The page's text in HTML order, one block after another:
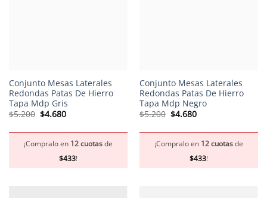
Conjunto Mesas Laterales
Redondas Patas De Hierro
Tapa Mdp Gris
$5.200 El
precio
era:
$5.200.
$4.680El
precio
es:
$4.680.
¡Compralo en 12 cuotasde
$433!
Conjunto Mesas Laterales
Redondas Patas De Hierro
Tapa Mdp Negro
$5.200 El
precio
era:
$5.200.
$4.680El
precio
es:
$4.680.
¡Compralo en 12 cuotasde
$433!